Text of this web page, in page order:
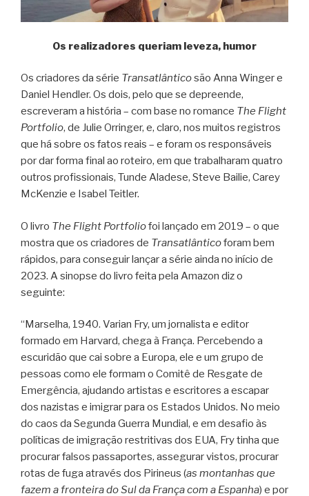
Os realizadores queriam leveza, humor
Os criadores da série Transatlânticosão Anna Winger e
Daniel Hendler. Os dois, pelo que se depreende,
escreveram a história – com base no romance The Flight
Portfolio, de Julie Orringer, e, claro, nos muitos registros
que há sobre os fatos reais – e foram os responsáveis
por dar forma final ao roteiro, em que trabalharam quatro
outros profissionais, Tunde Aladese, Steve Bailie, Carey
McKenzie e Isabel Teitler.
O livro The Flight Portfoliofoi lançado em 2019 – o que
mostra que os criadores de Transatlânticoforam bem
rápidos, para conseguir lançar a série ainda no início de
2023. A sinopse do livro feita pela Amazon diz o
seguinte:
“Marselha, 1940. Varian Fry, um jornalista e editor
formado em Harvard, chega à França. Percebendo a
escuridão que cai sobre a Europa, ele e um grupo de
pessoas como ele formam o Comitê de Resgate de
Emergência, ajudando artistas e escritores a escapar
dos nazistas e imigrar para os Estados Unidos. No meio
do caos da Segunda Guerra Mundial, e em desafio às
políticas de imigração restritivas dos EUA, Fry tinha que
procurar falsos passaportes, assegurar vistos, procurar
rotas de fuga através dos Pirineus (as montanhas que
fazem a fronteira do Sul da França com a Espanha) e por